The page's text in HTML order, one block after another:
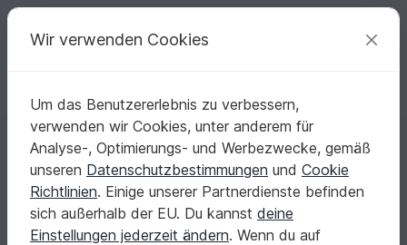
Deine kreativen Ideen
Deutsch | € (EUR) einloggen Kostenlos registrieren
Startseite Stricken Haus & Deko Weiteres
drolliges Sternen Spültuch Stern Waschlappen „Funny Dancer“
drolliges Sternen Spültuch Stern Waschlappen
„Funny Dancer“ Strickanleitung
Wir verwenden Cookies
Um das Benutzererlebnis zu verbessern,
verwenden wir Cookies, unter anderem für
Analyse-, Optimierungs- und Werbezwecke, gemäß
unseren Datenschutzbestimmungen und Cookie
Richtlinien. Einige unserer Partnerdienste befinden
sich außerhalb der EU. Du kannst deine
Einstellungen jederzeit ändern. Wenn du auf